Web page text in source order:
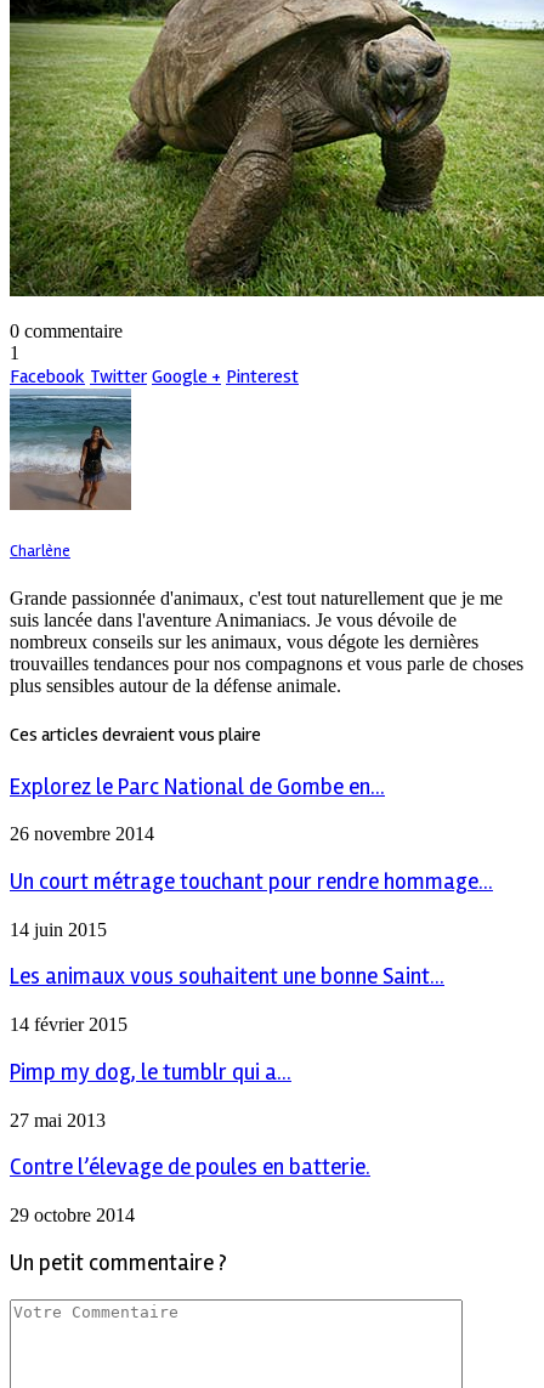
0 commentaire
1
Facebook Twitter Google + Pinterest
Charlène
Grande passionnée d'animaux, c'est tout naturellement que je me
suis lancée dans l'aventure Animaniacs. Je vous dévoile de
nombreux conseils sur les animaux, vous dégote les dernières
trouvailles tendances pour nos compagnons et vous parle de choses
plus sensibles autour de la défense animale.
Ces articles devraient vous plaire
Explorez le Parc National de Gombe en...
26 novembre 2014
Un court métrage touchant pour rendre hommage...
14 juin 2015
Les animaux vous souhaitent une bonne Saint...
14 février 2015
Pimp my dog, le tumblr qui a...
27 mai 2013
Contre l’élevage de poules en batterie.
29 octobre 2014
Un petit commentaire ?